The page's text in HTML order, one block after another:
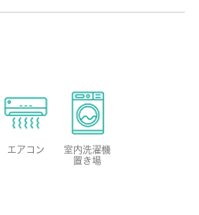
エアコン
室内洗濯機
置き場